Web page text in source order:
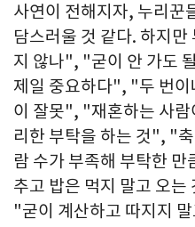
사연이 전해지자, 누리꾼
담스러울 것 같다. 하지
지 않나", "굳이 안 가도
제일 중요하다", "두 번이
이 잘못", "재혼하는 사람
리한 부탁을 하는 것", "
람 수가 부족해 부탁한 만
추고 밥은 먹지 말고 오
"굳이 계산하고 따지지